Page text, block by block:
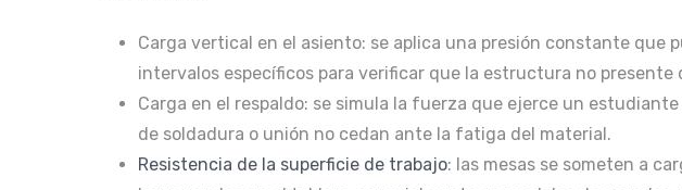
Carga vertical en el asiento: se aplica una presión constante que
intervalos específicos para verificar que la estructura no
Carga en el respaldo: se simula la fuerza que ejerce un
de soldadura o unión no cedan ante la fatiga del material.
Resistencia de la superficie de trabajo: las mesas se someten a